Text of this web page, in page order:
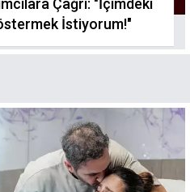
Çağrı: "İçimdeki
İstiyorum!"